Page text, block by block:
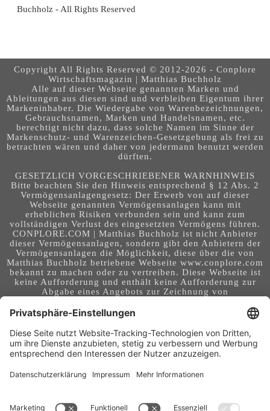
Buchholz - All Rights Reserved
Copyright All Rights Reserved © 2012-2026 - Conplore
Wirtschaftsmagazin | Matthias Buchholz
Alle auf dieser Webseite genannten Marken und
Ableitungen aus diesen sind und verbleiben Eigentum ihrer
Markeninhaber. Die Wiedergabe von Warenbezeichnungen,
Gebrauchsnamen, Marken und Handelsnamen, etc.
berechtigt nicht dazu, dass solche Namen im Sinne der
Markenschutz- und Warenzeichen-Gesetzgebung als frei zu
betrachten wären und daher von jedermann benutzt werden
dürften.
GESETZLICH VORGESCHRIEBENER WARNHINWEIS
Bitte beachten Sie den Hinweis entsprechend § 12 Abs. 2
Vermögensanlagengesetz: Der Erwerb von auf dieser
Webseite genannten Vermögensanlagen kann mit
erheblichen Risiken verbunden sein und kann zum
vollständigen Verlust des eingesetzten Vermögens führen.
CONPLORE.COM | Matthias Buchholz ist nicht Anbieter
dieser Vermögensanlagen, sondern gibt den Anbietern der
Vermögensanlagen die Möglichkeit, diese über die von
Matthias Buchholz betriebene Webseite www.conplore.com
bekannt zu machen oder zu vertreiben. Diese Webseite ist
keine Aufforderung und enthält keine Aufforderung zur
Abgabe eines Angebots zur Zeichnung von
über Vermögensanlagen. Die Webseite richtet sich an ein
internationales Publikum. Sie stellt keine Beratung,
Anlageberatung, Rechtsberatung, Steuerberatung,
Kaufaufforderung oder sonstige Empfehlung dar - es
handelt sich um Werbung. Ob die in auf dieser Webseite
genannten Informationen, Anlagemöglichkeiten,
Instrumente in Ihrem Land rechtskonform (nutzbar) sind
eigenständigen Prüfung. Geldanlagen und Investitionen